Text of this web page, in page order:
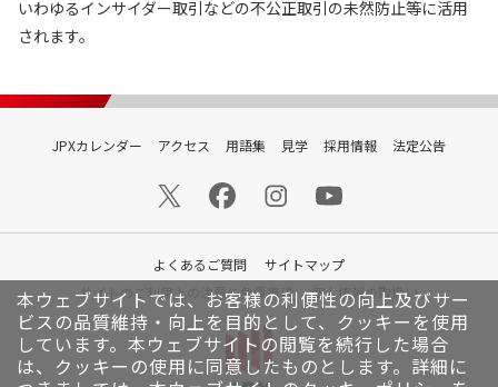
本ウェブサイトでは、お客様の利便性の向上及びサー
ビスの品質維持・向上を目的として、クッキーを使用
しています。 本ウェブサイトの閲覧を続行した場合
は、クッキーの使用に同意したものとします。詳細に
いわゆるインサイダー取引などの不公正取引の未然防止等に活用
されます。
JPXカレンダー アクセス 用語集 見学 採用情報 法定公告
よくあるご質問
サイトマップ
サイトのご利用上の注意と免責事項
個人情報の取扱い